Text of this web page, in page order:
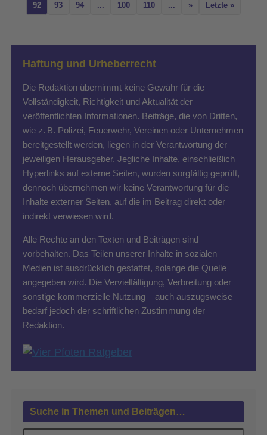
92 93 94 ... 100 110 ... » Letzte »
Haftung und Urheberrecht
Die Redaktion übernimmt keine Gewähr für die
Vollständigkeit, Richtigkeit und Aktualität der
veröffentlichten Informationen. Beiträge, die von Dritten,
wie z. B. Polizei, Feuerwehr, Vereinen oder Unternehmen
bereitgestellt werden, liegen in der Verantwortung der
jeweiligen Herausgeber. Jegliche Inhalte, einschließlich
Hyperlinks auf externe Seiten, wurden sorgfältig geprüft,
dennoch übernehmen wir keine Verantwortung für die
Inhalte externer Seiten, auf die im Beitrag direkt oder
indirekt verwiesen wird.
Alle Rechte an den Texten und Beiträgen sind
vorbehalten. Das Teilen unserer Inhalte in sozialen
Medien ist ausdrücklich gestattet, solange die Quelle
angegeben wird. Die Vervielfältigung, Verbreitung oder
sonstige kommerzielle Nutzung – auch auszugsweise –
bedarf jedoch der schriftlichen Zustimmung der
Redaktion.
Suche in Themen und Beiträgen…